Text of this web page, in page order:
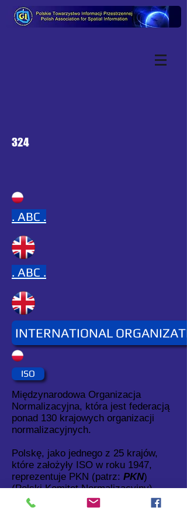
324
. ABC .
. ABC .
INTERNATIONAL
ISO
Międzynarodowa Organizacja
Normalizacyjna, która jest federacją
ponad 130 krajowych organizacji
normalizacyjnych.
Polskę, jako jednego z 25 krajów,
które założyły ISO w roku 1947,
reprezentuje PKN (patrz: PKN)
(Polski Komitet Normalizacyjny).
W ramach ISO funkcjonuje komitet